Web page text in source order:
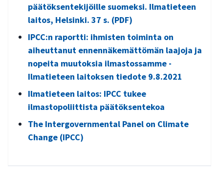
päätöksentekijöille suomeksi. Ilmatieteen
laitos, Helsinki. 37 s. (PDF)
IPCC:n raportti: ihmisten toiminta on
aiheuttanut ennennäkemättömän laajoja ja
nopeita muutoksia ilmastossamme -
Ilmatieteen laitoksen tiedote 9.8.2021
Ilmatieteen laitos: IPCC tukee
ilmastopoliittista päätöksentekoa
The Intergovernmental Panel on Climate
Change (IPCC)